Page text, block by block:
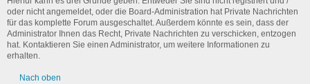
oder nicht angemeldet, oder die Board-Administration hat Private Nachrichten
für das komplette Forum ausgeschaltet. Außerdem könnte es sein, dass der
Administrator Ihnen das Recht, Private Nachrichten zu verschicken, entzogen
hat. Kontaktieren Sie einen Administrator, um weitere Informationen zu
erhalten.
Nach oben